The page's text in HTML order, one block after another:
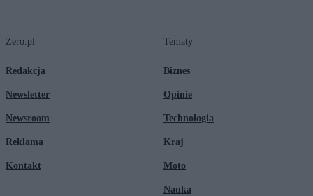
Zero.pl
Redakcja
Newsletter
Newsroom
Reklama
Kontakt
Tematy
Biznes
Opinie
Technologia
Kraj
Moto
Nauka